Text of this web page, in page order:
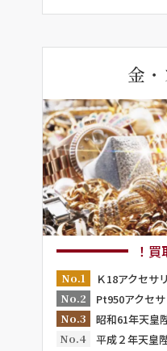
金
！買
No.1
Ｋ18アクセサ
No.2
Pt950アクセ
No.3
昭和61年天皇
No.4
平成２年天皇